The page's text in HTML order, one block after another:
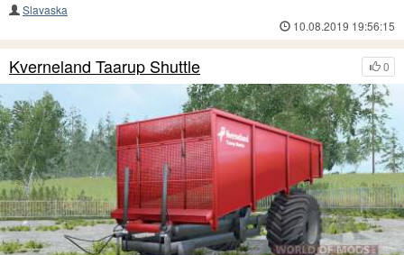
Slavaska
10.08.2019 19:56:15
0
Kverneland Taarup Shuttle